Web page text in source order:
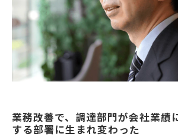
業務改善で、調達部門が会社業績
する部署に生まれ変わった